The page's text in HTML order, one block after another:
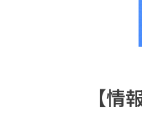
【情